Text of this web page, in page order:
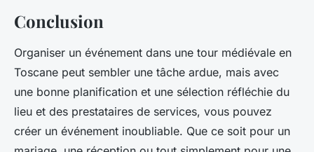
Conclusion
Organiser un événement dans une tour médiévale en
Toscane peut sembler une tâche ardue, mais avec
une bonne planification et une sélection réfléchie du
lieu et des prestataires de services, vous pouvez
créer un événement inoubliable. Que ce soit pour un